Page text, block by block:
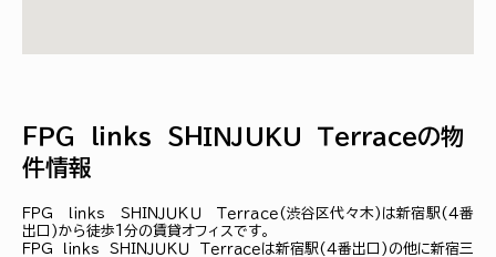
ＦＰＧ ｌｉｎｋｓ ＳＨＩＮＪＵＫＵ Ｔｅｒｒａｃｅの物
件情報
ＦＰＧ ｌｉｎｋｓ ＳＨＩＮＪＵＫＵ Ｔｅｒｒａｃｅ(渋谷区代々木)は新宿駅(４番
出口)から徒歩1分の賃貸オフィスです。
ＦＰＧ ｌｉｎｋｓ ＳＨＩＮＪＵＫＵ Ｔｅｒｒａｃｅは新宿駅(４番出口)の他に新宿三